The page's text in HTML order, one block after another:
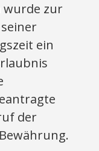
wurde zur
ein
der